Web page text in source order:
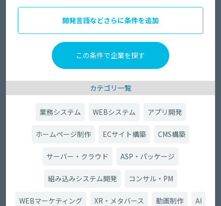
開発言語などさらに条件を追加
カテゴリ一覧
業務システム WEBシステム アプリ開発
ホームページ制作 ECサイト構築 CMS構築
サーバー・クラウド ASP・パッケージ
組み込みシステム開発 コンサル・PM
WEBマーケティング XR・メタバース 動画制作 AI